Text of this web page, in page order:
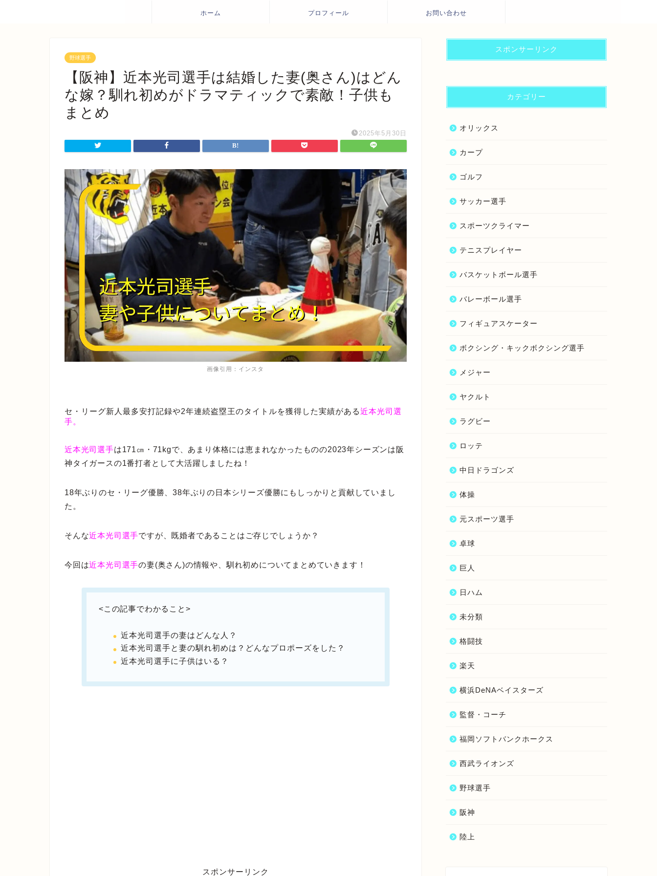
ホーム プロフィール お問い合わせ
野球選手
【阪神】近本光司選手は結婚した妻(奥さん)はどん
な嫁？馴れ初めがドラマティックで素敵！子供も
まとめ
2025年5月30日
画像引用：インスタ
セ・リーグ新人最多安打記録や2年連続盗塁王のタイトルを獲得した実績がある近本光司選
手。
近本光司選手は171㎝・71kgで、あまり体格には恵まれなかったものの2023年シーズンは阪
神タイガースの1番打者として大活躍しましたね！
18年ぶりのセ・リーグ優勝、38年ぶりの日本シリーズ優勝にもしっかりと貢献していまし
た。
そんな近本光司選手ですが、既婚者であることはご存じでしょうか？
今回は近本光司選手の妻(奥さん)の情報や、馴れ初めについてまとめていきます！
<この記事でわかること>
近本光司選手の妻はどんな人？
近本光司選手と妻の馴れ初めは？どんなプロポーズをした？
近本光司選手に子供はいる？
スポンサーリンク
スポンサーリンク
カテゴリー
オリックス
カープ
ゴルフ
サッカー選手
スポーツクライマー
テニスプレイヤー
バスケットボール選手
バレーボール選手
フィギュアスケーター
ボクシング・キックボクシング選手
メジャー
ヤクルト
ラグビー
ロッテ
中日ドラゴンズ
体操
元スポーツ選手
卓球
巨人
日ハム
未分類
格闘技
楽天
横浜DeNAベイスターズ
監督・コーチ
福岡ソフトバンクホークス
西武ライオンズ
野球選手
阪神
陸上